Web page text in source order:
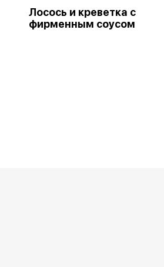
Лосось и креветка с
фирменным соусом